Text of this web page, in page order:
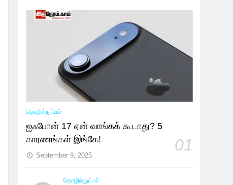
தொழில்நுட்பம்
ஐஃபோன் 17 ஏன் வாங்கக் கூடாது? 5
காரணங்கள் இங்கே!
01
September 9, 2025
தொழில்நுட்பம்